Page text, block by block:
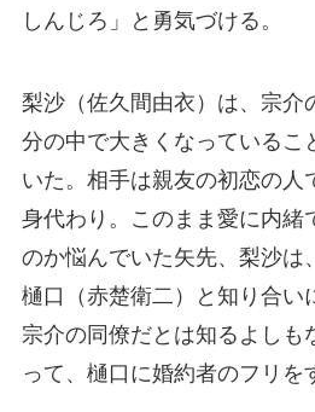
しんじろ」と勇気づける。
梨沙（佐久間由衣）は、宗介
分の中で大きくなっているこ
いた。相手は親友の初恋の人
身代わり。このまま愛に内緒
のか悩んでいた矢先、梨沙は
樋口（赤楚衛二）と知り合い
宗介の同僚だとは知るよしも
って、樋口に婚約者のフリを